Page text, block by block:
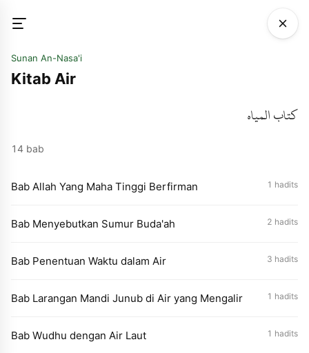
Sunan An-Nasa'i
Kitab Air
كتاب المياه
14 bab
Bab Allah Yang Maha Tinggi Berfirman 1 hadits
Bab Menyebutkan Sumur Buda'ah 2 hadits
Bab Penentuan Waktu dalam Air 3 hadits
Bab Larangan Mandi Junub di Air yang Mengalir 1 hadits
Bab Wudhu dengan Air Laut 1 hadits